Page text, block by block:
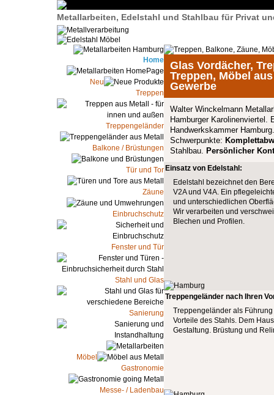
Metallarbeiten, Edelstahl und Stahlbau für Privat
Home
Neu
Treppen
Treppengeländer
Balkone / Brüstungen
Tür und Tor
Zäune
Einbruchschutz
Fenster und Tür
Stahl und Glas
Sanierung
Möbel
Gastronomie
Messe- / Ladenbau
Glas Vordächer,
Treppen, Möbel
Gewerbe
Walter Winckelmann
Hamburger Karolinenviertel.
Handwerkskammer Hamburg.
Schwerpunkte:
Stahlbau. Persönlicher
Einsatz von Edelstahl:
Edelstahl bezeichnet den
V2A und V4A. Ein
und unterschiedlichen
Wir verarbeiten und
Blechen und Profilen.
Treppengeländer nach Ihren
Treppengeländer als
Vorteile des Stahls. Dem
Gestaltung. Brüstung und